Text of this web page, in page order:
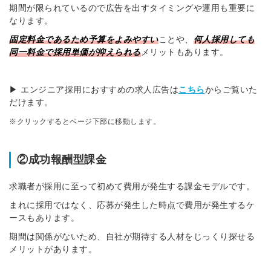
期間が限られているので広告を出すタイミングや運用も重要に
なります。
固定料金であるため予算をよみやすいことや、 何人採用しても
同一料金で採用単価が抑えられるメリットもあります。
▶ エンジニア採用におすすめの求人広告はこちらからご覧いた
だけます。
※クリックするとページ下部に移動します。
②成功報酬型課金
求職者が採用に至って初めて費用が発生する課金モデルです。
まれに採用ではなく、応募が発生した時点で費用が発生するケ
ースもあります。
期間は関係がないため、自社が期待する人材をじっくり探せる
メリットがあります。